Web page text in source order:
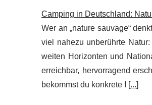
Camping in Deutschland:
Wer an „nature sauvage“
viel nahezu unberührte
weiten Horizonten und
erreichbar, hervorragend
bekommst du konkrete I [...]